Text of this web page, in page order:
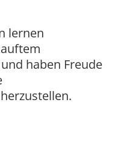
lernen
haben Freude